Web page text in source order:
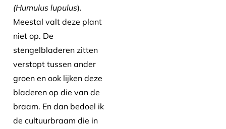
(Humulus lupulus).
Meestal valt deze plant
niet op. De
stengelbladeren zitten
verstopt tussen ander
groen en ook lijken deze
bladeren op die van de
braam. En dan bedoel ik
de cultuurbraam die in